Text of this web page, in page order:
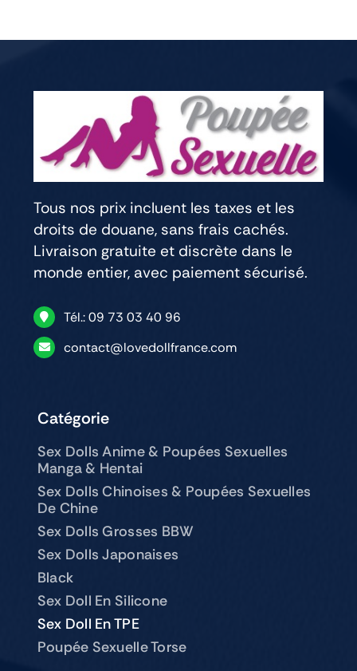
Tous nos prix incluent les taxes et les
droits de douane, sans frais cachés.
Livraison gratuite et discrète dans le
monde entier, avec paiement sécurisé.
Tél.: 09 73 03 40 96
contact@lovedollfrance.com
Catégorie
Sex Dolls Anime & Poupées Sexuelles
Manga & Hentai
Sex Dolls Chinoises & Poupées Sexuelles
De Chine
Sex Dolls Grosses BBW
Sex Dolls Japonaises
Black
Sex Doll En Silicone
Sex Doll En TPE
Poupée Sexuelle Torse